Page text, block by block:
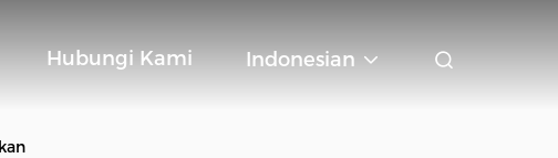
Hubungi Kami Indonesian